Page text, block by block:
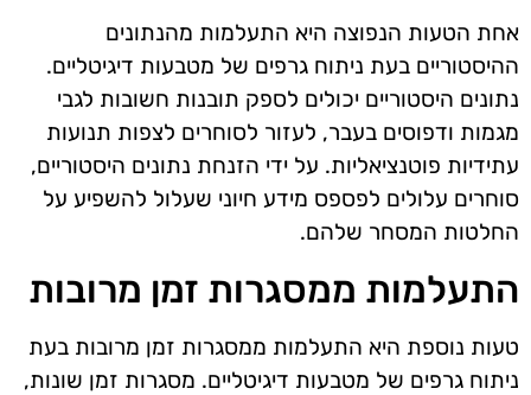
אחת הטעות הנפוצה היא התעלמות מהנתונים
ההיסטוריים בעת ניתוח גרפים של מטבעות דיגיטליים.
נתונים היסטוריים יכולים לספק תובנות חשובות לגבי
מגמות ודפוסים בעבר, לעזור לסוחרים לצפות תנועות
עתידיות פוטנציאליות. על ידי הזנחת נתונים היסטוריים,
סוחרים עלולים לפספס מידע חיוני שעלול להשפיע על
החלטות המסחר שלהם.
התעלמות ממסגרות זמן מרובות
טעות נוספת היא התעלמות ממסגרות זמן מרובות בעת
ניתוח גרפים של מטבעות דיגיטליים. מסגרות זמן שונות,